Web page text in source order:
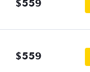
$559
$559